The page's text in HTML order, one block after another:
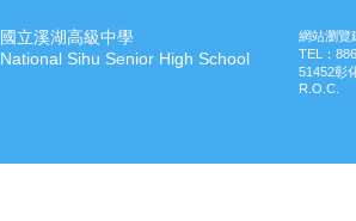
國立溪湖高級中學
National Sihu Senior High School
網站瀏覽
TEL：
51452彰
R.O.C.